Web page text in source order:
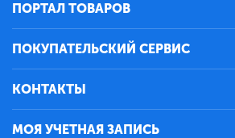
ПОРТАЛ ТОВАРОВ
ПОКУПАТЕЛЬСКИЙ СЕРВИС
КОНТАКТЫ
МОЯ УЧЕТНАЯ ЗАПИСЬ